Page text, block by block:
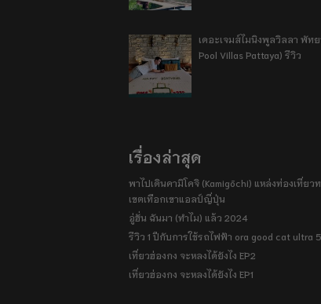
เดอะเจมส์ไมนิงพูลวิลลา พัทย
Pool Villas Pattaya) รีวิว
เรื่องล่าสุด
พาไปเดินคามิโคจิ (Kamigōchi) แหล่งท่องเที่ยว
เขตเทือกเขาแอลป์ญี่ปุ่น
อู่ฮั่น ฉันมา (ทำไม) แล้ว 2024
รีวิว 1 ปีกับการใช้รถไฟฟ้า ora good cat ultra
เที่ยวฮ่องกง จะหลงได้ยังไง EP2
เที่ยวฮ่องกง จะหลงได้ยังไง EP1